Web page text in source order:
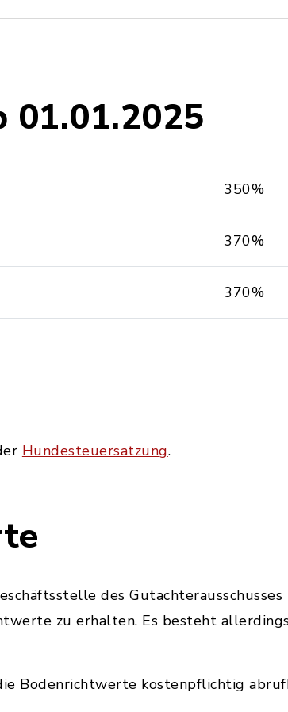
01.01.2025
350%
370%
370%
Hundesteuersatzung.
des
zu erhalten. Es besteht
Bodenrichtwerte kostenpflichtig